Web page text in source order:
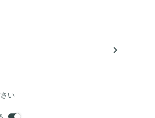
navigate_next
い